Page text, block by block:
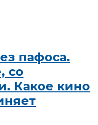
пафоса.
со
Какое кино